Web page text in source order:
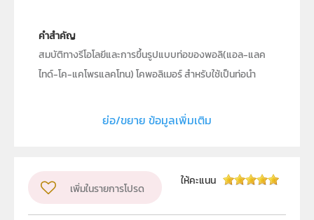
คำสำคัญ
สมบัติทางรีโอโลยีและการขึ้นรูปแบบท่อของพอลิ(แอล-แลค
ไทด์-โค-แคโพรแลคโทน) โคพอลิเมอร์ สำหรับใช้เป็นท่อนำ
Text
ผู้แต่ง หรือ เจ้าของผลงาน
ย่อ/ขยาย ข้อมูลเพิ่มเติม
เพิ่มในรายการโปรด
ให้คะแนน